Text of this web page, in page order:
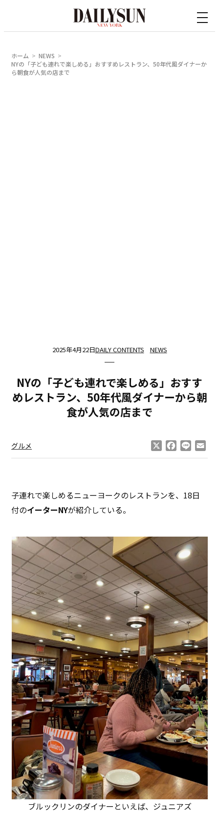
ホーム
NEWS
NYの「子ども連れで楽しめる」おすすめレストラン、50年代風ダイナーか
ら朝食が人気の店まで
2025年4月22日DAILY CONTENTS NEWS
NYの「子ども連れで楽しめる」おすす
めレストラン、50年代風ダイナーから朝
食が人気の店まで
グルメ Facebook
Line
子連れで楽しめるニューヨークのレストランを、18日
付のイーターNYが紹介している。
ブルックリンのダイナーといえば、ジュニアズ